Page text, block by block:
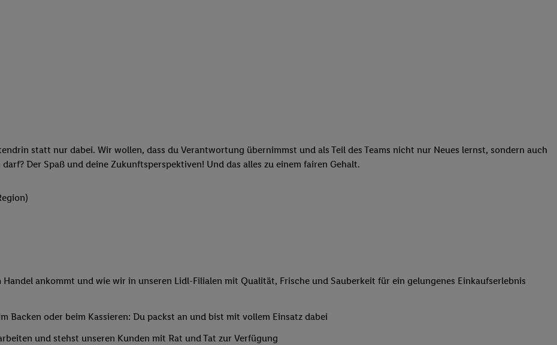
statt nur dabei. Wir wollen, dass du Verantwortung übernimmst und als Teil des Teams nicht nur Neues lernst, sondern auch
Der Spaß und deine Zukunftsperspektiven! Und das alles zu einem fairen Gehalt.
ankommt und wie wir in unseren Lidl-Filialen mit Qualität, Frische und Sauberkeit für ein gelungenes Einkaufserlebnis
Backen oder beim Kassieren: Du packst an und bist mit vollem Einsatz dabei
und stehst unseren Kunden mit Rat und Tat zur Verfügung